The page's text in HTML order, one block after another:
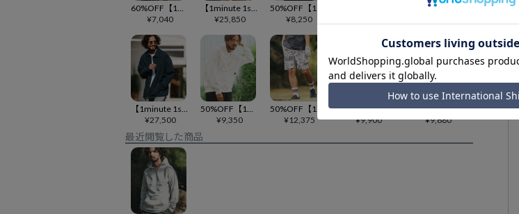
¥7,040
¥25,850
¥8,250
¥27,500
¥9,350
¥12,375
70%OFF【1minute 1second(ワンミニットワンセカンド)】stretch nylon padding trainer トレーナー(1M23W020)
¥9,900
60%OFF【1minute 1second(ワンミニットワンセカンド)】1M1S camouflage hooded-parka パーカー(1M24F090)
¥9,680
最近閲覧した商品